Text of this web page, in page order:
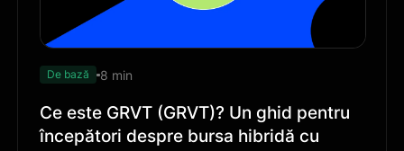
De bază 8 min
Ce este GRVT (GRVT)? Un ghid pentru
începători despre bursa hibridă cu